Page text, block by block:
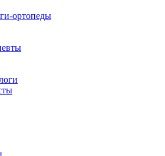
ортопеды